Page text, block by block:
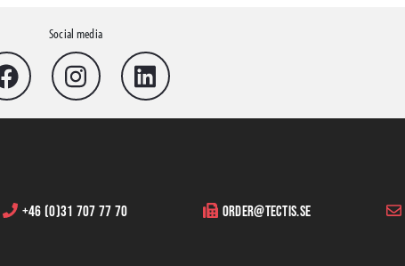
Social media
+46 (0)31 707 77 70 order@tectis.se